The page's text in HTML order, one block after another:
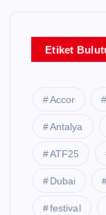
Etiket
Accor
Antalya
ATF25
Dubai
festival